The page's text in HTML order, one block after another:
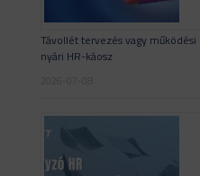
Távollét tervezés vagy
nyári HR-káosz